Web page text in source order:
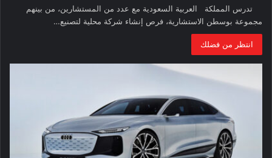
تدرس المملكة العربية السعودية مع عدد من المستشارين، من بينهم
مجموعة بوسطن الاستشارية، فرص إنشاء شركة محلية لتصنيع…
انتظر من فضلك